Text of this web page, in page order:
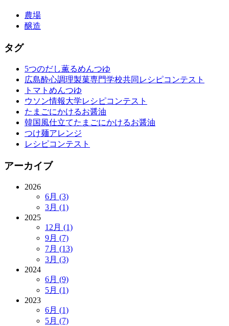
農場
醸造
タグ
5つのだし薫るめんつゆ
広島酔心調理製菓専門学校共同レシピコンテスト
トマトめんつゆ
ウソン情報大学レシピコンテスト
たまごにかけるお醤油
韓国風仕立てたまごにかけるお醤油
つけ麺アレンジ
レシピコンテスト
アーカイブ
2026
6月 (3)
3月 (1)
2025
12月 (1)
9月 (7)
7月 (13)
3月 (3)
2024
6月 (9)
5月 (1)
2023
6月 (1)
5月 (7)